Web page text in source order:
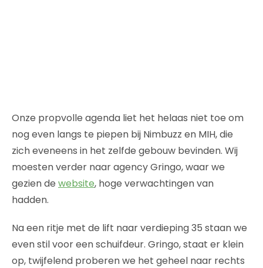
Onze propvolle agenda liet het helaas niet toe om
nog even langs te piepen bij Nimbuzz en MIH, die
zich eveneens in het zelfde gebouw bevinden. Wij
moesten verder naar agency Gringo, waar we
gezien de website, hoge verwachtingen van
hadden.
Na een ritje met de lift naar verdieping 35 staan we
even stil voor een schuifdeur. Gringo, staat er klein
op, twijfelend proberen we het geheel naar rechts